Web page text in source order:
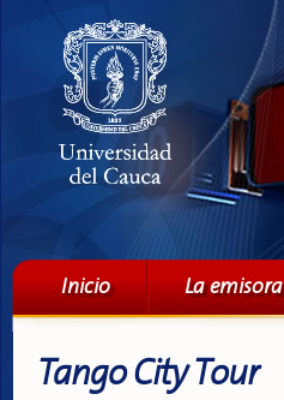
Menú principal
Inicio La emisora
Tango City Tour